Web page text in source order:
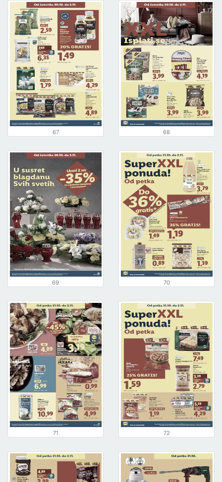
67 68
69 70
71 72